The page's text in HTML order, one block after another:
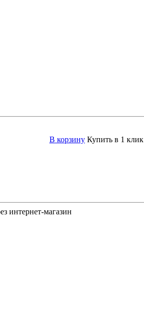
В корзину Купить в 1 клик
интернет-магазин